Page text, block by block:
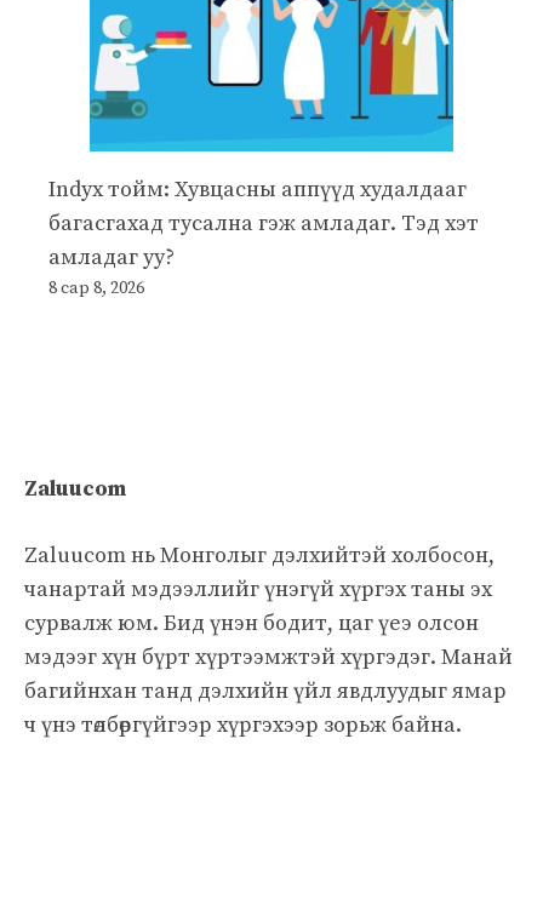
Indyx тойм: Хувцасны аппүүд худалдааг
багасгахад тусална гэж амладаг. Тэд хэт
амладаг уу?
8 сар 8, 2026
Zaluucom
Zaluucom нь Монголыг дэлхийтэй холбосон,
чанартай мэдээллийг үнэгүй хүргэх таны эх
сурвалж юм. Бид үнэн бодит, цаг үеэ олсон
мэдээг хүн бүрт хүртээмжтэй хүргэдэг. Манай
багийнхан танд дэлхийн үйл явдлуудыг ямар
ч үнэ төлбөргүйгээр хүргэхээр зорьж байна.